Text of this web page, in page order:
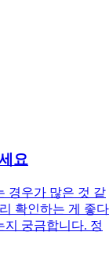
요
경우가 많은 것 같
확인하는 게 좋다
지 궁금합니다. 정